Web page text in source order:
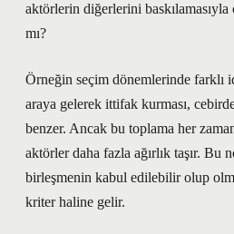
aktörlerin diğerlerini
mı?
Örneğin seçim dönemlerinde farklı
araya gelerek ittifak kurması,
benzer. Ancak bu toplama her
aktörler daha fazla ağırlık taşır. Bu
birleşmenin kabul edilebilir olup
kriter haline gelir.